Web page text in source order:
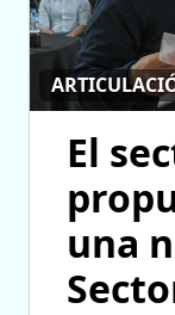
El
una